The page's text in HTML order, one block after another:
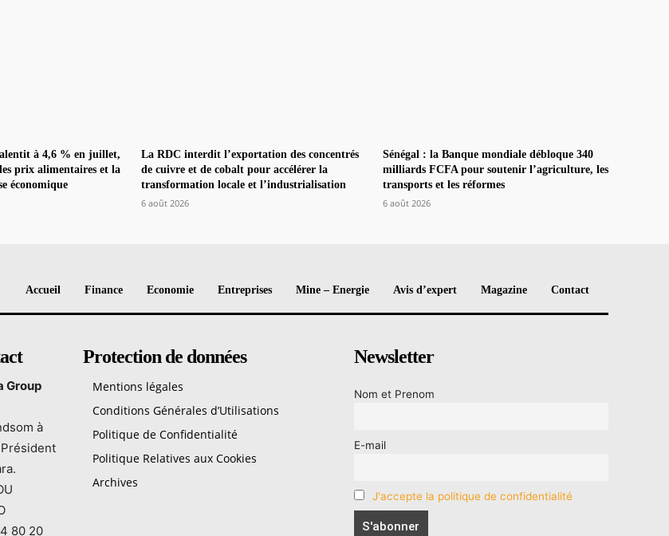
à 4,6 % en juillet,
prix alimentaires et la
économique
La RDC interdit l’exportation des concentrés
de cuivre et de cobalt pour accélérer la
transformation locale et l’industrialisation
6 août 2026
Sénégal : la Banque mondiale débloque 340
milliards FCFA pour soutenir l’agriculture, les
transports et les réformes
6 août 2026
Accueil Finance Economie Entreprises Mine – Energie Avis d’expert Magazine Contact
Group
à
80 20
Protection de données
Mentions légales
Conditions Générales d’Utilisations
Politique de Confidentialité
Politique Relatives aux Cookies
Archives
Newsletter
Nom et Prenom
E-mail
J'accepte la politique de confidentialité